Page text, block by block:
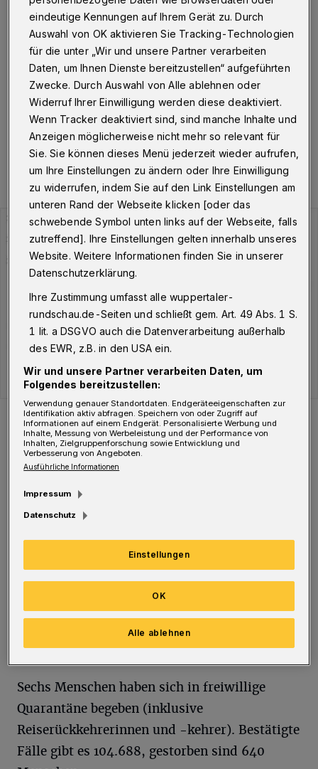
Wuppertal· Am Montag (25. April 2022) um 10.04
Uhr hat die Stadt Wuppertal insgesamt 3.374
Personen gemeldet, die aktuell mit dem Corona-Virus
infiziert sind. Der Inzidenzwert liegt bei 666,48, die Zahl
der Neuinfektionen in den vergangenen sieben Tagen
bei 2.366.
25.04.2022 , 10:43 Uhr Eine Minute Lesezeit
Der Verlauf der Corona-Fälle in Wuppertal.
Foto: WR
Aktuell befinden sich 2.753 Menschen in
Quarantäne. Davon sind 2.513 Infizierte
(Hinweis: In einigen Fällen, z B. während
einer Isolierung im Krankenhaus, wird keine
Quarantäne angeordnet), acht
Haushaltsangehörige sowie 226 sonstige
Kontaktpersonen der Kategorie 1.
Sechs Menschen haben sich in freiwillige
Quarantäne begeben (inklusive
Reiserückkehrerinnen und -kehrer). Bestätigte
Fälle gibt es 104.688, gestorben sind 640
eindeutige Kennungen auf Ihrem Gerät zu. Durch
Auswahl von OK aktivieren Sie Tracking-Technologien
für die unter „Wir und unsere Partner verarbeiten
Daten, um Ihnen Dienste bereitzustellen“ aufgeführten
Zwecke. Durch Auswahl von Alle ablehnen oder
Widerruf Ihrer Einwilligung werden diese deaktiviert.
Wenn Tracker deaktiviert sind, sind manche Inhalte und
Anzeigen möglicherweise nicht mehr so relevant für
Sie. Sie können dieses Menü jederzeit wieder aufrufen,
um Ihre Einstellungen zu ändern oder Ihre Einwilligung
zu widerrufen, indem Sie auf den Link Einstellungen am
unteren Rand der Webseite klicken [oder das
schwebende Symbol unten links auf der Webseite, falls
zutreffend]. Ihre Einstellungen gelten innerhalb unseres
Website. Weitere Informationen finden Sie in unserer
Datenschutzerklärung.
Ihre Zustimmung umfasst alle wuppertaler-
rundschau.de-Seiten und schließt gem. Art. 49 Abs. 1 S.
1 lit. a DSGVO auch die Datenverarbeitung außerhalb
des EWR, z.B. in den USA ein.
Wir und unsere Partner verarbeiten Daten, um
Folgendes bereitzustellen:
Verwendung genauer Standortdaten. Endgeräteeigenschaften zur
Identifikation aktiv abfragen. Speichern von oder Zugriff auf
Informationen auf einem Endgerät. Personalisierte Werbung und
Inhalte, Messung von Werbeleistung und der Performance von
Inhalten, Zielgruppenforschung sowie Entwicklung und
Verbesserung von Angeboten.
Ausführliche Informationen
Impressum
Datenschutz
Einstellungen
Alle ablehnen
OK